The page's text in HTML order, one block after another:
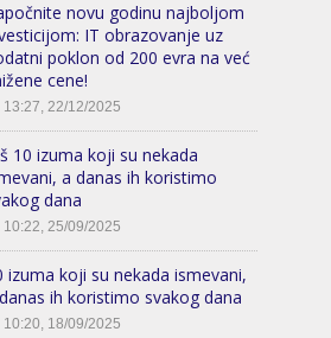
novu godinu najboljom
IT obrazovanje uz
poklon od 200 evra na već
cene!
13:27, 22/12/2025
10 izuma koji su nekada
a danas ih koristimo
dana
10:22, 25/09/2025
izuma koji su nekada ismevani,
ih koristimo svakog dana
10:20, 18/09/2025